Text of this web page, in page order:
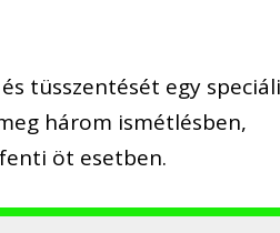
tüsszentését egy
három ismétlésben,
öt esetben.